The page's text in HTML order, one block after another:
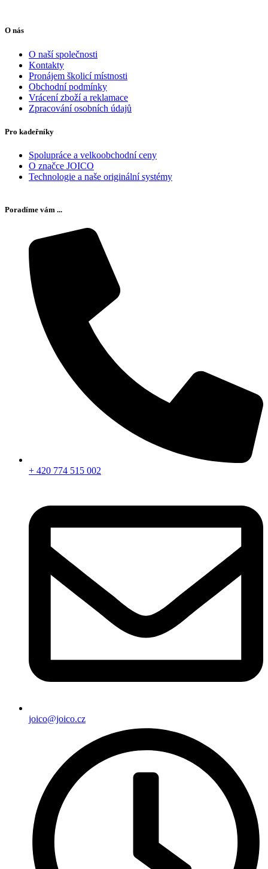
O nás
O naší společnosti
Kontakty
Pronájem školicí místnosti
Obchodní podmínky
Vrácení zboží a reklamace
Zpracování osobních údajů
Pro kadeřníky
Spolupráce a velkoobchodní ceny
O značce JOICO
Technologie a naše originální systémy
Poradíme vám ...
+ 420 774 515 002
joico@joico.cz